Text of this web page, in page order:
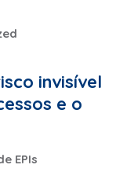
invisível
e o
EPIs